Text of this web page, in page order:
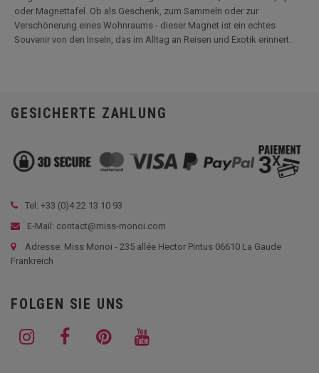
oder Magnettafel. Ob als Geschenk, zum Sammeln oder zur
Verschönerung eines Wohnraums - dieser Magnet ist ein echtes
Souvenir von den Inseln, das im Alltag an Reisen und Exotik erinnert.
GESICHERTE ZAHLUNG
Tel: +33 (0)4 22 13 10 93
E-Mail: contact@miss-monoi.com
Adresse: Miss Monoi - 235 allée Hector Pintus 06610 La Gaude
Frankreich
FOLGEN SIE UNS